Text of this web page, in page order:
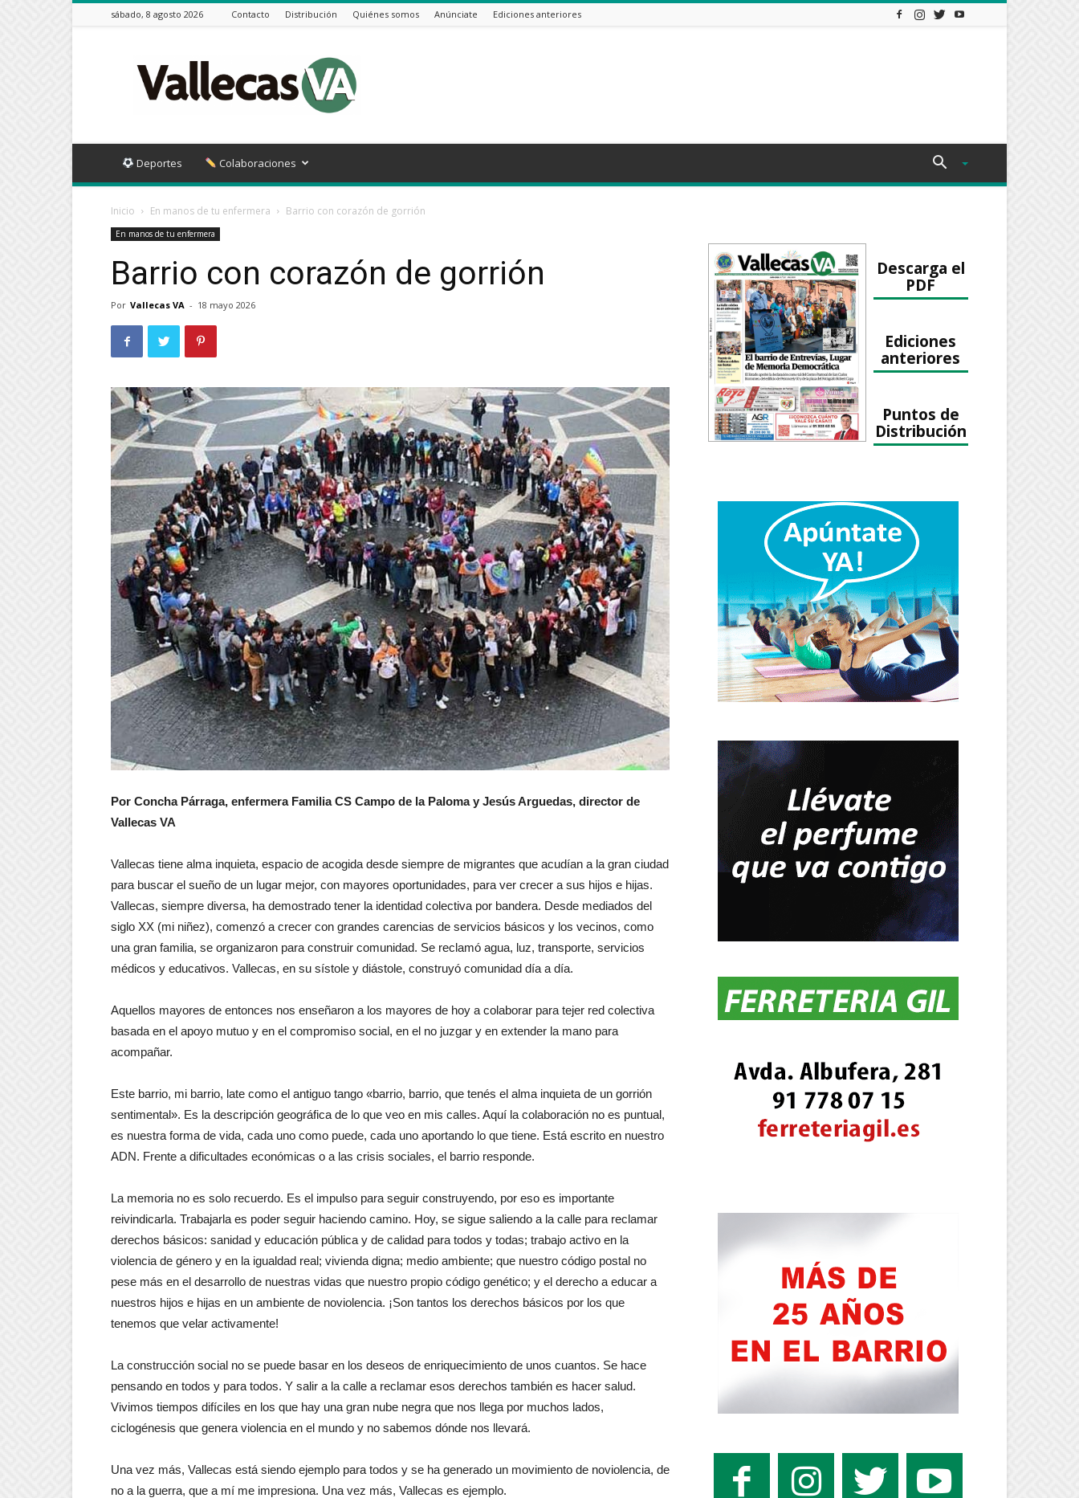
sábado, 8 agosto 2026 Contacto Distribución Quiénes somos Anúnciate Ediciones anteriores
VA
Deportes Colaboraciones
Inicio En manos de tu enfermera Barrio con corazón de gorrión
En manos de tu enfermera
Barrio con corazón de gorrión
Por Vallecas VA - 18 mayo 2026
Por Concha Párraga, enfermera Familia CS Campo de la Paloma y Jesús Arguedas, director de
Vallecas VA
Vallecas tiene alma inquieta, espacio de acogida desde siempre de migrantes que acudían a la gran ciudad
para buscar el sueño de un lugar mejor, con mayores oportunidades, para ver crecer a sus hijos e hijas.
Vallecas, siempre diversa, ha demostrado tener la identidad colectiva por bandera. Desde mediados del
siglo XX (mi niñez), comenzó a crecer con grandes carencias de servicios básicos y los vecinos, como
una gran familia, se organizaron para construir comunidad. Se reclamó agua, luz, transporte, servicios
médicos y educativos. Vallecas, en su sístole y diástole, construyó comunidad día a día.
Aquellos mayores de entonces nos enseñaron a los mayores de hoy a colaborar para tejer red colectiva
basada en el apoyo mutuo y en el compromiso social, en el no juzgar y en extender la mano para
acompañar.
Este barrio, mi barrio, late como el antiguo tango «barrio, barrio, que tenés el alma inquieta de un gorrión
sentimental». Es la descripción geográfica de lo que veo en mis calles. Aquí la colaboración no es puntual,
es nuestra forma de vida, cada uno como puede, cada uno aportando lo que tiene. Está escrito en nuestro
ADN. Frente a dificultades económicas o a las crisis sociales, el barrio responde.
La memoria no es solo recuerdo. Es el impulso para seguir construyendo, por eso es importante
reivindicarla. Trabajarla es poder seguir haciendo camino. Hoy, se sigue saliendo a la calle para reclamar
derechos básicos: sanidad y educación pública y de calidad para todos y todas; trabajo activo en la
violencia de género y en la igualdad real; vivienda digna; medio ambiente; que nuestro código postal no
pese más en el desarrollo de nuestras vidas que nuestro propio código genético; y el derecho a educar a
nuestros hijos e hijas en un ambiente de noviolencia. ¡Son tantos los derechos básicos por los que
tenemos que velar activamente!
La construcción social no se puede basar en los deseos de enriquecimiento de unos cuantos. Se hace
pensando en todos y para todos. Y salir a la calle a reclamar esos derechos también es hacer salud.
Vivimos tiempos difíciles en los que hay una gran nube negra que nos llega por muchos lados,
ciclogénesis que genera violencia en el mundo y no sabemos dónde nos llevará.
Una vez más, Vallecas está siendo ejemplo para todos y se ha generado un movimiento de noviolencia, de
no a la guerra, que a mí me impresiona. Una vez más, Vallecas es ejemplo.
Descarga el
PDF
Ediciones
anteriores
Puntos de
Distribución